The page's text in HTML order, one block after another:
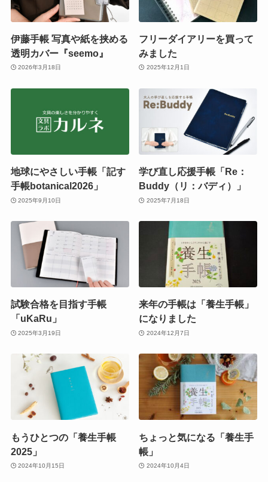
伊藤手帳 写真や紙を挟める
透明カバー『seemo』
2026年3月18日
フリーダイアリーを買って
みました
2025年12月1日
地球にやさしい手帳「記す
手帳botanical2026」
2025年9月10日
学び直し応援手帳「Re：
Buddy（リ：バディ）」
2025年7月18日
試験合格を目指す手帳
「uKaRu」
2025年3月19日
来年の手帳は「養生手帳」
になりました
2024年12月7日
もうひとつの「養生手帳
2025」
2024年10月15日
ちょっと気になる「養生手
帳」
2024年10月4日